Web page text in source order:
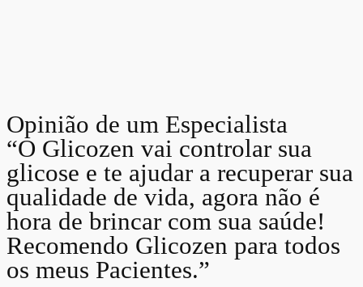
Opinião de um Especialista
“O Glicozen vai controlar sua
glicose e te ajudar a recuperar sua
qualidade de vida, agora não é
hora de brincar com sua saúde!
Recomendo Glicozen para todos
os meus Pacientes.”